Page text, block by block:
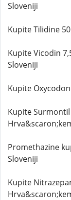
Sloveniji
Kupite Tilidine
Kupite Vicodin
Sloveniji
Kupite
Kupite
Promethazine
Sloveniji
Kupite